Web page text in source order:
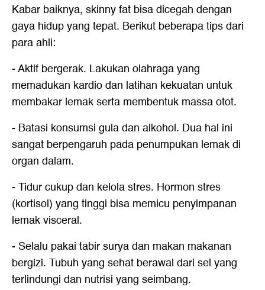
Kabar baiknya, skinny fat bisa dicegah dengan
gaya hidup yang tepat. Berikut beberapa tips dari
para ahli:
- Aktif bergerak. Lakukan olahraga yang
memadukan kardio dan latihan kekuatan untuk
membakar lemak serta membentuk massa otot.
- Batasi konsumsi gula dan alkohol. Dua hal ini
sangat berpengaruh pada penumpukan lemak di
organ dalam.
- Tidur cukup dan kelola stres. Hormon stres
(kortisol) yang tinggi bisa memicu penyimpanan
lemak visceral.
- Selalu pakai tabir surya dan makan makanan
bergizi. Tubuh yang sehat berawal dari sel yang
terlindungi dan nutrisi yang seimbang.